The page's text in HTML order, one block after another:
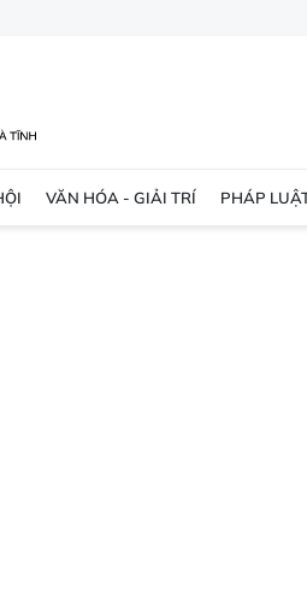
VĂN HÓA - GIẢI TRÍ PHÁP